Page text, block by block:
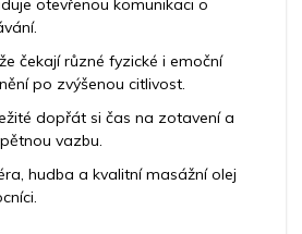
otevřenou komunikaci o
čekají různé fyzické i emoční
po zvýšenou citlivost.
dopřát si čas na zotavení a
vazbu.
hudba a kvalitní masážní olej